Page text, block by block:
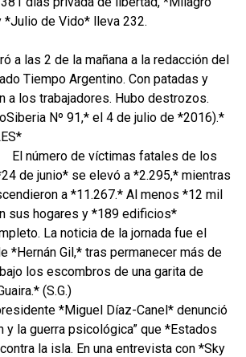
*Julio de Vido* lleva 232.
a las 2 de la mañana a la redacción del
Tiempo Argentino. Con patadas y
a los trabajadores. Hubo destrozos.
Nº 91,* el 4 de julio de *2016).*
El número de víctimas fatales de los
de junio* se elevó a *2.295,* mientras
a *11.267.* Al menos *12 mil
sus hogares y *189 edificios*
La noticia de la jornada fue el
*Hernán Gil,* tras permanecer más de
los escombros de una garita de
(S.G.)
*Miguel Díaz-Canel* denunció
y la guerra psicológica” que *Estados
la isla. En una entrevista con *Sky